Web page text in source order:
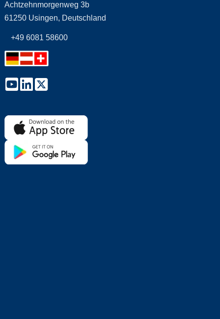
Achtzehnmorgenweg 3b
61250 Usingen, Deutschland
+49 6081 58600